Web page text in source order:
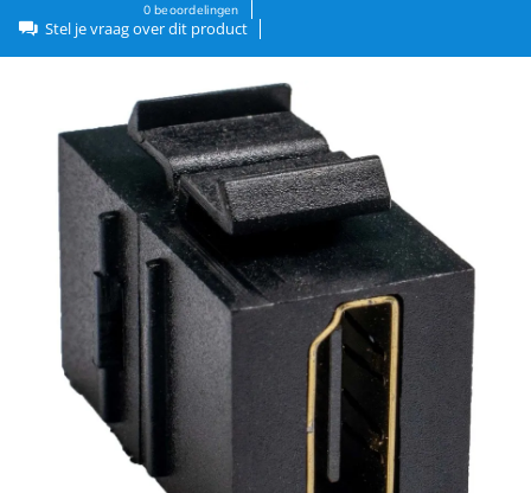
0beoordelingen
Stel je vraag over dit product